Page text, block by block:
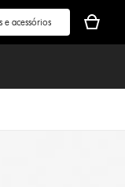
seu
cesto